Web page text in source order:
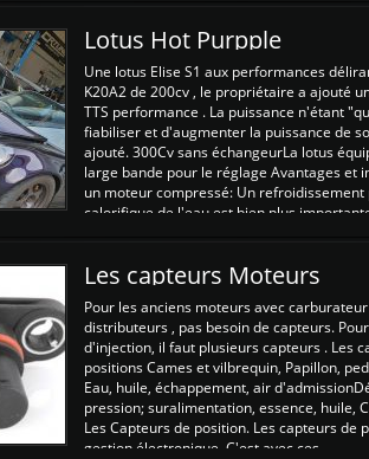
Lotus Hot Purpple
Une lotus Elise S1 aux performances
K20A2 de 200cv , le propriétaire a ajouté
TTS performance . La puissance n'étant
fiabiliser et d'augmenter la puissance de
ajouté. 300Cv sans échangeurLa lotus
large bande pour le réglage Avantages et
un moteur compressé: Un refroidissement
calorifique de l'eau est bien plus importante
Les capteurs Moteurs
Pour les anciens moteurs avec
distributeurs , pas besoin de capteurs.
d'injection, il faut plusieurs capteurs . Les
positions Cames et vilbrequin, Papillon,
Eau, huile, échappement, air
pression; suralimentation, essence, huile,
Les Capteurs de position. Les capteurs de
gestion électronique. C'est avec ces ...